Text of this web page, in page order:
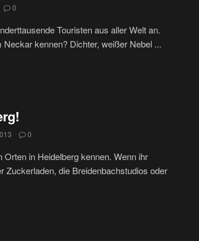
0
Touristen aus aller Welt an.
kennen? Dichter, weißer Nebel ...
0
Orten in Heidelberg kennen. Wenn ihr
Zuckerladen, die Breidenbachstudios oder